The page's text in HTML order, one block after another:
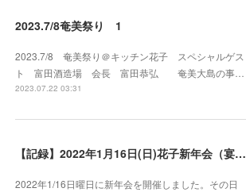
2023.7/8奄美祭り 1
2023.7/8 奄美祭り＠キッチン花子 スペシャルゲス
ト 富田酒造場 会長 富田恭弘 奄美大島の事…
2023.07.22 03:31
【記録】2022年1月16日(日)花子新年会（宴）其１ 開催までの葛藤
2022年1/16日曜日に新年会を開催しました。その日